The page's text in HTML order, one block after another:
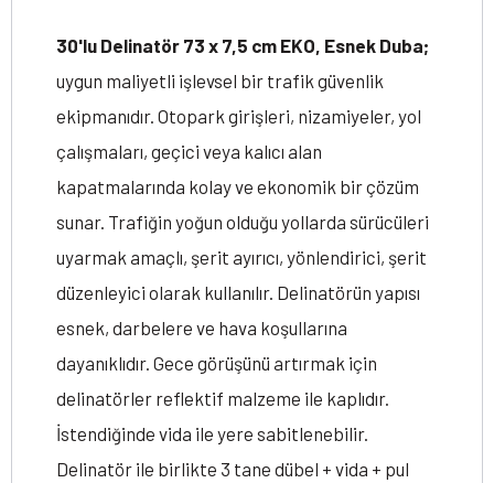
30'lu Delinatör 73 x 7,5 cm EKO, Esnek Duba;
uygun maliyetli işlevsel bir trafik güvenlik
ekipmanıdır. Otopark girişleri, nizamiyeler, yol
çalışmaları, geçici veya kalıcı alan
kapatmalarında kolay ve ekonomik bir çözüm
sunar. Trafiğin yoğun olduğu yollarda sürücüleri
uyarmak amaçlı, şerit ayırıcı, yönlendirici, şerit
düzenleyici olarak kullanılır. Delinatörün yapısı
esnek, darbelere ve hava koşullarına
dayanıklıdır. Gece görüşünü artırmak için
delinatörler reflektif malzeme ile kaplıdır.
İstendiğinde vida ile yere sabitlenebilir.
Delinatör ile birlikte 3 tane dübel + vida + pul